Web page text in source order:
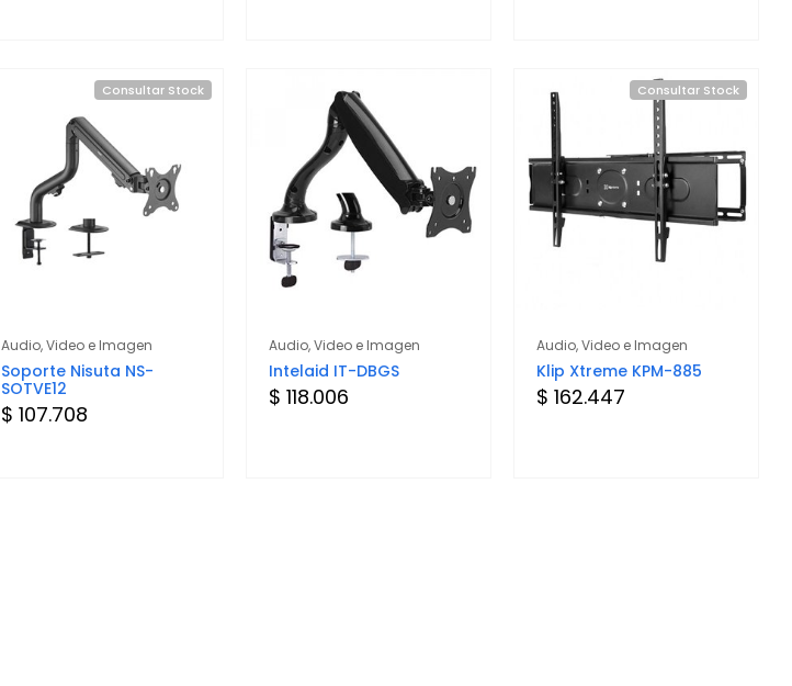
Consultar Stock
Audio, Video e Imagen
Soporte Nisuta NS-
SOTVE12
$ 107.708
Audio, Video e Imagen
Intelaid IT-DBGS
$ 118.006
Consultar Stock
Audio, Video e Imagen
Klip Xtreme KPM-885
$ 162.447